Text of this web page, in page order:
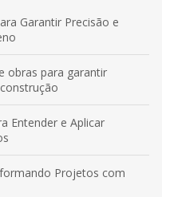
Como Garantir Precisão e
para Garantir a
Garantir Precisão e
obras para garantir
Entender e Aplicar
Projetos com